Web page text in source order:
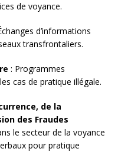
de voyance.
d’informations
transfrontaliers.
: Programmes
cas de pratique illégale.
de la
des Fraudes
le secteur de la voyance
pour pratique